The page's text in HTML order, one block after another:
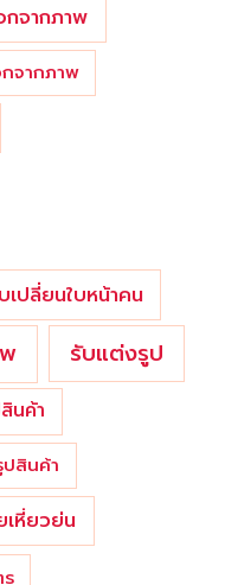
จากภาพ
จากภาพ
เปลี่ยนใบหน้าคน
รับแต่งรูป
นค้า
สินค้า
หี่ยวย่น